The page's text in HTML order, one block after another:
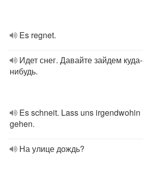
Es regnet.
Идет снег. Давайте зайдем куда-
нибудь.
Es schneit. Lass uns irgendwohin
gehen.
На улице дождь?